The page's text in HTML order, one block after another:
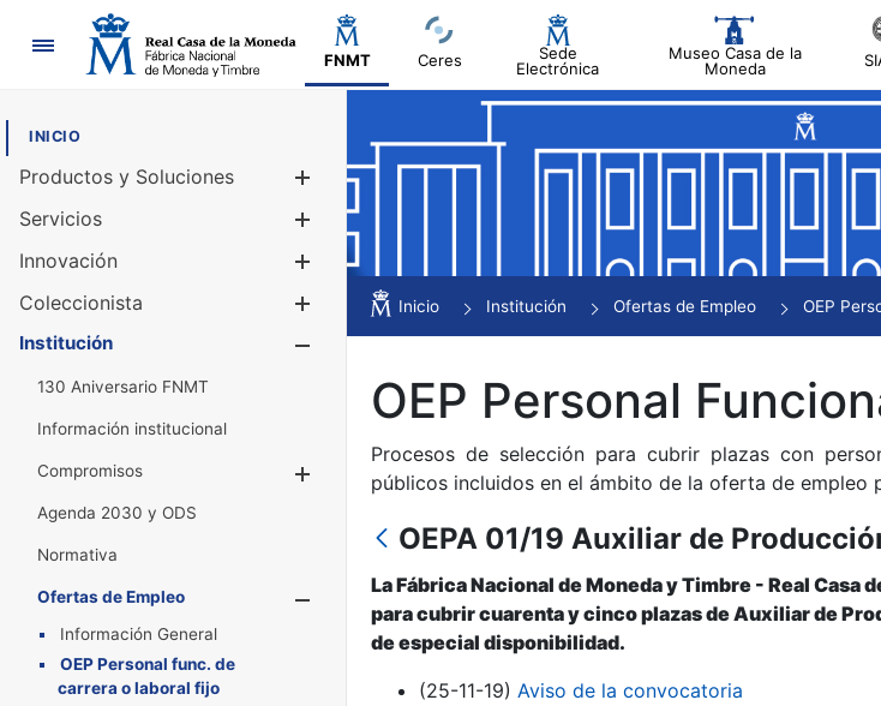
Navegación
FNMT Ceres
Sede
Electrónica
Museo Casa de la
Moneda
INICIO
Productos y Soluciones
Mostrar/Ocultar
Servicios
Innovación
Coleccionista
Mostrar/Ocultar
Institución
130 Aniversario FNMT
Información institucional
Compromisos
Mostrar/Ocultar
Agenda 2030 y ODS
Normativa
Ofertas de Empleo
Información General
OEP Personal func. de
carrera o laboral fijo
Inicio Institución Ofertas de Empleo OEP
OEP Personal
Procesos de selección para cubrir plazas con
públicos incluidos en el ámbito de la oferta de empleo
OEPA 01/19 Auxiliar de
La Fábrica Nacional de Moneda y Timbre - Real
para cubrir cuarenta y cinco plazas de Auxiliar de
de especial disponibilidad.
(25-11-19) Aviso de la convocatoria